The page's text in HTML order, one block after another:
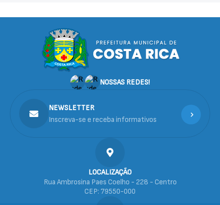
NOSSAS REDES!
LOCALIZAÇÃO
Rua Ambrosina Paes Coelho - 228 - Centro
CEP: 79550-000
NEWSLETTER
Inscreva-se e receba informativos